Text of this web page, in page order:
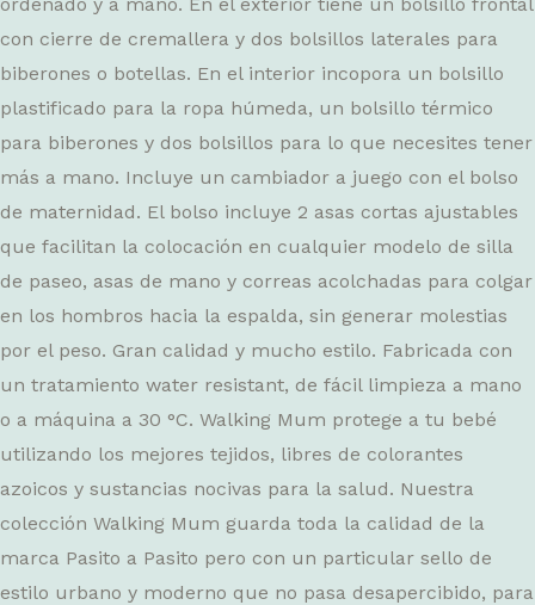
con cierre de cremallera y dos bolsillos laterales para
biberones o botellas. En el interior incopora un bolsillo
plastificado para la ropa húmeda, un bolsillo térmico
para biberones y dos bolsillos para lo que necesites tener
más a mano. Incluye un cambiador a juego con el bolso
de maternidad. El bolso incluye 2 asas cortas ajustables
que facilitan la colocación en cualquier modelo de silla
de paseo, asas de mano y correas acolchadas para colgar
en los hombros hacia la espalda, sin generar molestias
por el peso. Gran calidad y mucho estilo. Fabricada con
un tratamiento water resistant, de fácil limpieza a mano
o a máquina a 30 °C. Walking Mum protege a tu bebé
utilizando los mejores tejidos, libres de colorantes
azoicos y sustancias nocivas para la salud. Nuestra
colección Walking Mum guarda toda la calidad de la
marca Pasito a Pasito pero con un particular sello de
estilo urbano y moderno que no pasa desapercibido, para